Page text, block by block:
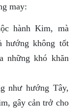
may:
hành Kim, mà
hướng không tốt
những khó khăn
như hướng Tây,
gây cản trở cho